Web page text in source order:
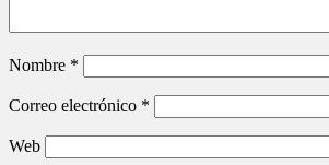
Nombre *
Correo electrónico *
Web